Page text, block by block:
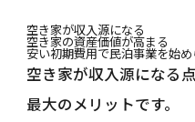
空き家が収入源になる
空き家の資産価値が高まる
安い初期費用で民泊事業を始め
空き家が収入源になる
最大のメリットです。